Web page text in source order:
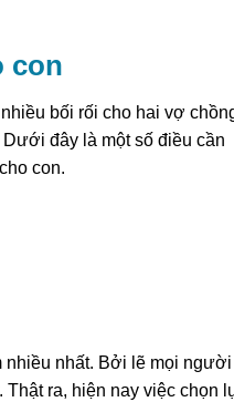
con
bối rối cho hai vợ
đây là một số điều cần
con.
nhiều nhất. Bởi lẽ mọi người
ra, hiện nay việc chọn